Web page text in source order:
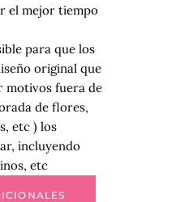
el mejor tiempo
para que los
original que
motivos fuera de
de flores,
etc ) los
incluyendo
etc